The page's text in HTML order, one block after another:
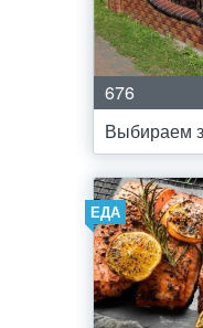
676
Выбираем
ЕДА